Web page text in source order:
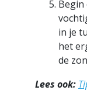
Begin
in je
het
de
Lees ook: